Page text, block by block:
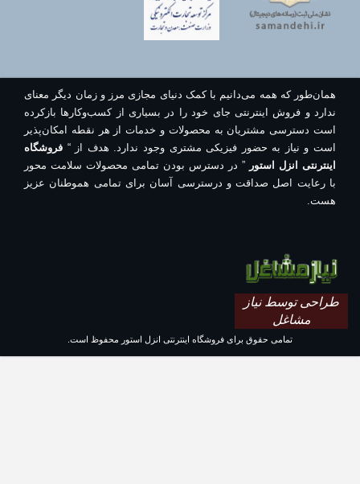
همان‌طور که همه می‌دانیم با کمک دنیای مجازی مرز و زمان دیگر معنای
ندارد و فروش اینترنتی جای خود را در بسیاری از کسب‌وکارها بازکرده
است دسترسی مشتریان به محصولات و خدمات از هر نقطه امکان‌پذیر
است و نیاز به حضور فیزیکی مشتری وجود ندارد. هدف از “ فروشگاه
اینترنتی انزل استور” در دسترس بودن تمامی محصولات سلامت محور
با رعایت اصل صداقت و درسترسی آسان برای تمامی هموطنان عزیز
هست.
طراحی توسط نیاز
مشاغل
تمامی حقوق برای فروشگاه اینترنتی انزل استور محفوظ است.